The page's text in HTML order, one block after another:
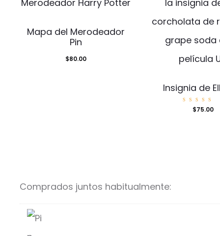
Mapa del Merodeador
Pin
$80.00
Insignia de
Valorad
o con
$75.00
Comprados juntos habitualmente: